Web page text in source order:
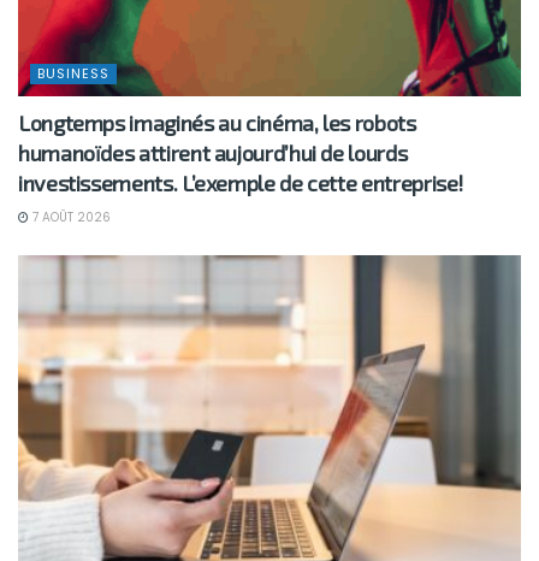
BUSINESS
Longtemps imaginés au cinéma, les robots
humanoïdes attirent aujourd’hui de lourds
investissements. L’exemple de cette entreprise!
7 AOÛT 2026